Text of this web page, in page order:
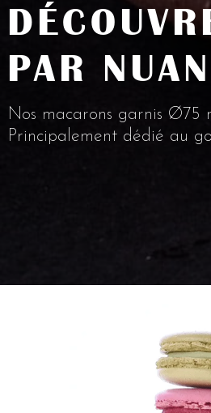
PAR
Nos macarons garnis Ø75
Principalement dédié au